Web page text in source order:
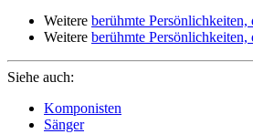
Weitere berühmte
Weitere berühmte Persönlichkeiten,
Siehe auch:
Komponisten
Sänger